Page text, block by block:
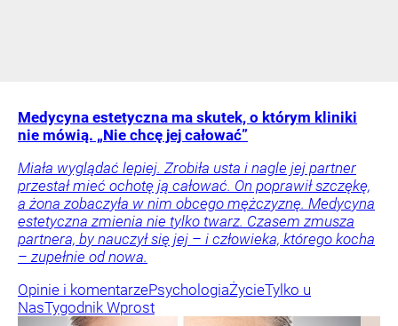
Medycyna estetyczna ma skutek, o którym kliniki
nie mówią. „Nie chcę jej całować”
Miała wyglądać lepiej. Zrobiła usta i nagle jej partner
przestał mieć ochotę ją całować. On poprawił szczękę,
a żona zobaczyła w nim obcego mężczyznę. Medycyna
estetyczna zmienia nie tylko twarz. Czasem zmusza
partnera, by nauczył się jej – i człowieka, którego kocha
– zupełnie od nowa.
Opinie i komentarzePsychologiaŻycieTylko u
NasTygodnik Wprost